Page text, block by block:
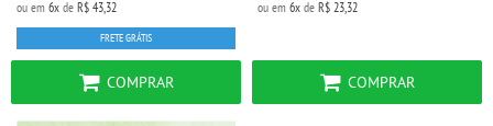
ou em 6x de R$ 43,32
FRETE GRÁTIS
COMPRAR
ou em 6x de R$ 23,32
COMPRAR